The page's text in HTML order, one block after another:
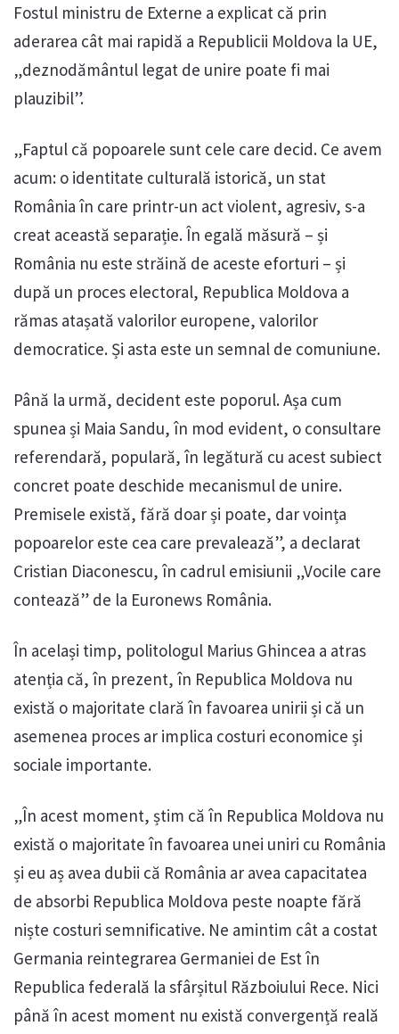
Fostul ministru de Externe a explicat că prin
aderarea cât mai rapidă a Republicii Moldova la UE,
„deznodământul legat de unire poate fi mai
plauzibil”.
„Faptul că popoarele sunt cele care decid. Ce avem
acum: o identitate culturală istorică, un stat
România în care printr-un act violent, agresiv, s-a
creat această separație. În egală măsură – și
România nu este străină de aceste eforturi – și
după un proces electoral, Republica Moldova a
rămas atașată valorilor europene, valorilor
democratice. Și asta este un semnal de comuniune.
Până la urmă, decident este poporul. Așa cum
spunea și Maia Sandu, în mod evident, o consultare
referendară, populară, în legătură cu acest subiect
concret poate deschide mecanismul de unire.
Premisele există, fără doar și poate, dar voința
popoarelor este cea care prevalează”, a declarat
Cristian Diaconescu, în cadrul emisiunii „Vocile care
contează” de la Euronews România.
În același timp, politologul Marius Ghincea a atras
atenția că, în prezent, în Republica Moldova nu
există o majoritate clară în favoarea unirii și că un
asemenea proces ar implica costuri economice și
sociale importante.
„În acest moment, știm că în Republica Moldova nu
există o majoritate în favoarea unei uniri cu România
și eu aș avea dubii că România ar avea capacitatea
de absorbi Republica Moldova peste noapte fără
niște costuri semnificative. Ne amintim cât a costat
Germania reintegrarea Germaniei de Est în
Republica federală la sfârșitul Războiului Rece. Nici
până în acest moment nu există convergență reală